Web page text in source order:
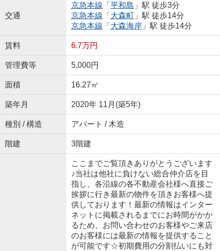
交通
京急本線 「 平和島 」駅 徒歩3分
京急本線 「 大森町」駅 徒歩14分
京急本線 「 大森海岸 」駅 徒歩14分
賃料 6.7万円
管理費等 5,000円
面積 16.27㎡
築年月 2020年 11月(築5年)
種別 / 構造 アパート / 木造
階建 3階建
ここまでご覧頂きありがとうございます
♪当社は他社に負けない総合仲介店を目
指し、各沿線の各不動産会社様へ直接ご
挨拶に行き最新の物件を頂きお客様へ提
供しております！最新の情報はインター
ネットに掲載されるまでにお時間がかか
るため、お問い合わせのお客様やご来店
のお客様には最新の情報を提供すること
が可能です☆初期費用の分割払いにも対